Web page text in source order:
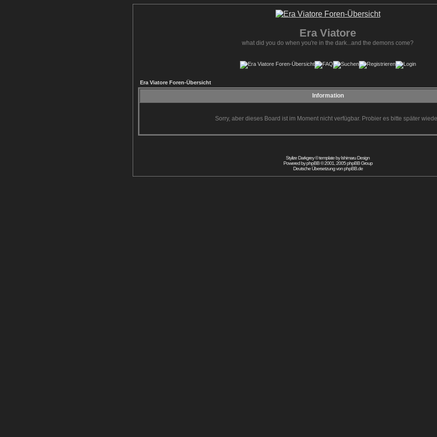
Era Viatore
what did you do when you're in the dark...and the demons come?
Era Viatore Foren-Übersicht
Information
Sorry, aber dieses Board ist im Moment nicht verfügbar. Probier es bitte später
Stylize Darkgrey © template byIshimaru Design
Powered byphpBB© 2001, 2005 phpBB Group
Deutsche Übersetzung vonphpBB.de